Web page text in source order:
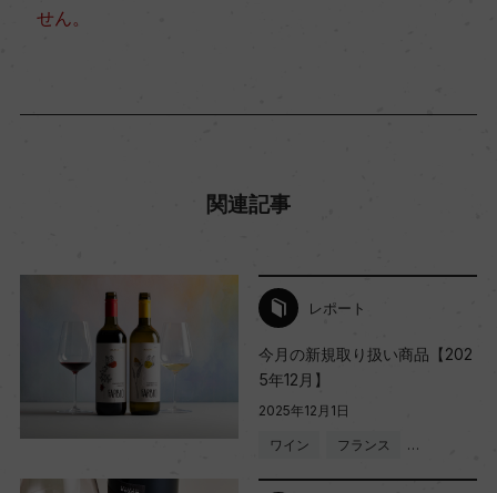
せん。
関連記事
レポート
今月の新規取り扱い商品【202
5年12月】
2025年12月1日
ワイン フランス …